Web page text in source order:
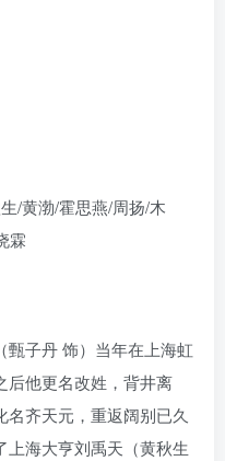
渤/霍思燕/周扬/木
霖
甄子丹 饰）当年在上海虹
后他更名改姓，背井离
齐天元，重返阔别已久
上海大亨刘禹天（黄秋生